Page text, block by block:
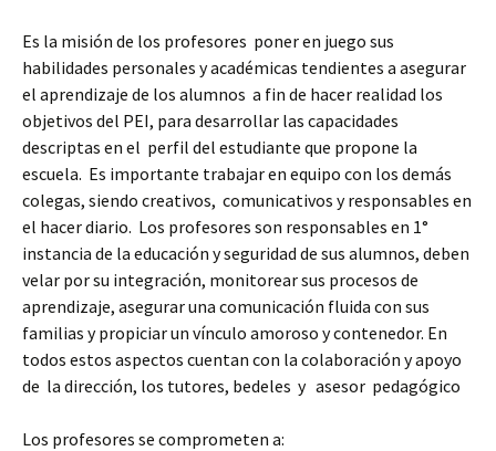
Es la misión de los profesores poner en juego sus
habilidades personales y académicas tendientes a asegurar
el aprendizaje de los alumnos a fin de hacer realidad los
objetivos del PEI, para desarrollar las capacidades
descriptas en el perfil del estudiante que propone la
escuela. Es importante trabajar en equipo con los demás
colegas, siendo creativos, comunicativos y responsables en
el hacer diario. Los profesores son responsables en 1°
instancia de la educación y seguridad de sus alumnos, deben
velar por su integración, monitorear sus procesos de
aprendizaje, asegurar una comunicación fluida con sus
familias y propiciar un vínculo amoroso y contenedor. En
todos estos aspectos cuentan con la colaboración y apoyo
de la dirección, los tutores, bedeles y asesor pedagógico
Los profesores se comprometen a: